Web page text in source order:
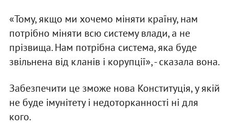
«Тому, якщо ми хочемо міняти країну, нам
потрібно міняти всю систему влади, а не
прізвища. Нам потрібна система, яка буде
звільнена від кланів і корупції», - сказала вона.
Забезпечити це зможе нова Конституція, у якій
не буде імунітету і недоторканності ні для
кого.